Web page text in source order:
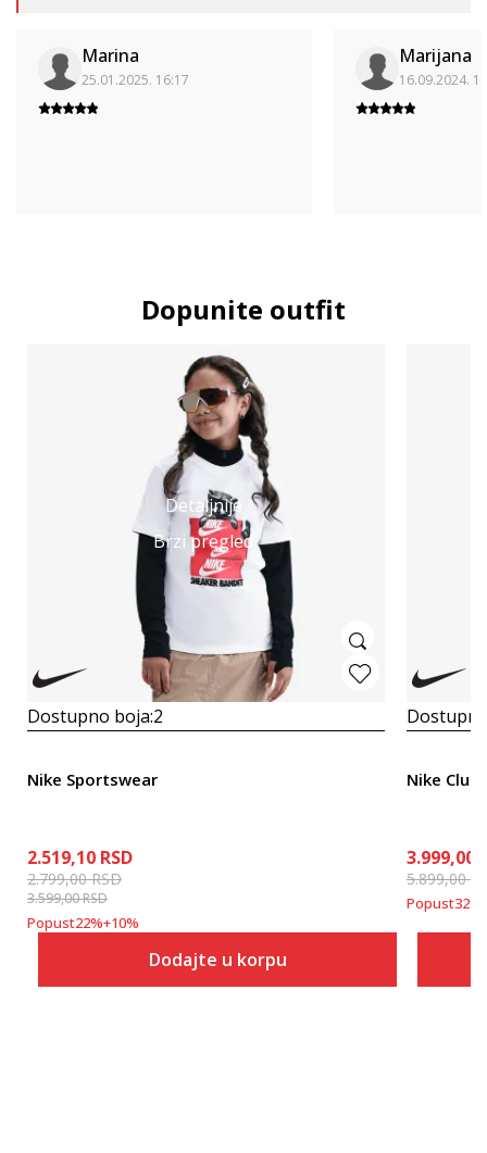
Marina
25.01.2025. 16:17
Marijana
16.09.2024.
Dopunite outfit
Detaljnije
Brzi pregled
Dostupno boja:2
Nike Sportswear
2.519,10 RSD
2.799,00RSD
3.599,00RSD
Popust22%+10%
Dodajte u korpu
Nike Club
3.999,00
5.899,00
Popust32%